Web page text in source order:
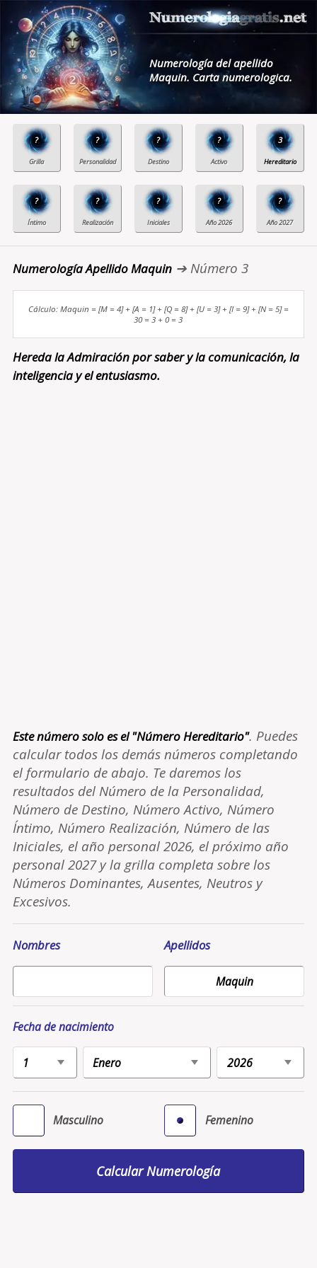
Numerología del apellido
Maquin. Carta numerologica.
? ? ? ? 3
? ? ? ? ?
Numerología Apellido Maquin➔ Número 3
Cálculo: Maquin = [M = 4] + [A = 1] + [Q = 8] + [U = 3] + [I = 9] + [N = 5] =
30 = 3 + 0 = 3
Hereda la Admiración por saber y la comunicación, la
inteligencia y el entusiasmo.
Este número solo es el "Número Hereditario". Puedes
calcular todos los demás números completando
el formulario de abajo. Te daremos los
resultados del Número de la Personalidad,
Número de Destino, Número Activo, Número
Íntimo, Número Realización, Número de las
Iniciales, el año personal 2026, el próximo año
personal 2027 y la grilla completa sobre los
Números Dominantes, Ausentes, Neutros y
Excesivos.
Nombres Apellidos
Fecha de nacimiento
Masculino Femenino